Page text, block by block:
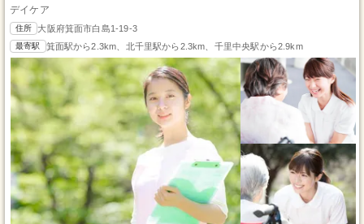
デイケア
住所 大阪府箕面市白島1-19-3
最寄駅 箕面駅から2.3km、北千里駅から2.3km、千里中央駅から2.9km